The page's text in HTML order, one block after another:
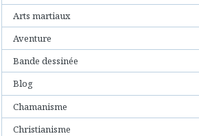
Arts martiaux
Aventure
Bande dessinée
Blog
Chamanisme
Christianisme